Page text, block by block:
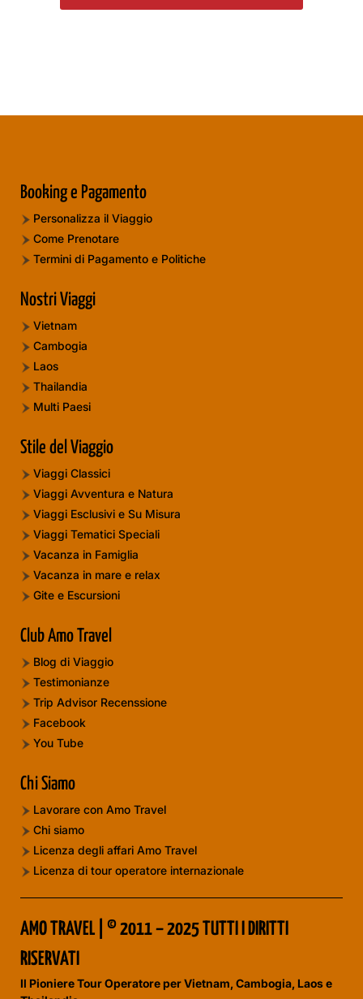
Booking e Pagamento
Personalizza il Viaggio
Come Prenotare
Termini di Pagamento e Politiche
Nostri Viaggi
Vietnam
Cambogia
Laos
Thailandia
Multi Paesi
Stile del Viaggio
Viaggi Classici
Viaggi Avventura e Natura
Viaggi Esclusivi e Su Misura
Viaggi Tematici Speciali
Vacanza in Famiglia
Vacanza in mare e relax
Gite e Escursioni
Club Amo Travel
Blog di Viaggio
Testimonianze
Trip Advisor Recenssione
Facebook
You Tube
Chi Siamo
Lavorare con Amo Travel
Chi siamo
Licenza degli affari Amo Travel
Licenza di tour operatore internazionale
AMO TRAVEL | © 2011 – 2025 TUTTI I DIRITTI
RISERVATI
Il Pioniere Tour Operatore per Vietnam, Cambogia, Laos e